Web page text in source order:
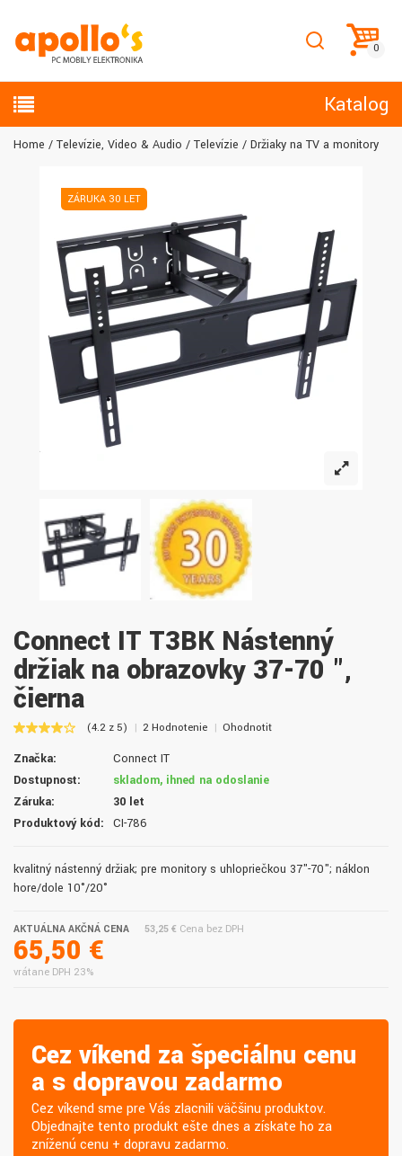
Katalog
Home Televízie, Video & Audio Televízie Držiaky na TV a monitory
ZÁRUKA 30 LET
Connect IT T3BK Nástenný
držiak na obrazovky 37-70 ",
čierna
(4.2 z 5) 2 Hodnotenie Ohodnotiť
Značka:
Connect IT
Dostupnosť:
skladom, ihneď na odoslanie
Záruka:
30 let
Produktový kód:
CI-786
kvalitný nástenný držiak; pre monitory s uhlopriečkou 37"-70"; náklon
hore/dole 10°/20°
AKTUÁLNA AKČNÁ CENA
65,50 €
vrátane DPH 23%
53,25 € Cena bez DPH
Cez víkend za špeciálnu cenu
a s dopravou zadarmo
Cez víkend sme pre Vás zlacnili väčšinu produktov.
Objednajte tento produkt ešte dnes a získate ho za
zníženú cenu + dopravu zadarmo.